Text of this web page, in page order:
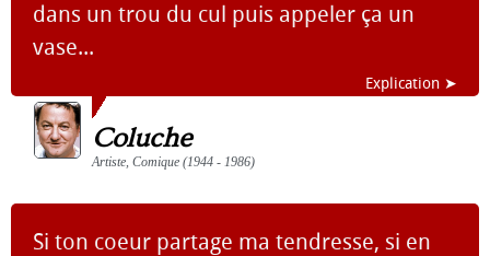
dans un trou du cul puis appeler ça un
vase...
Explication ➤
Coluche
Artiste, Comique (1944 - 1986)
Si ton coeur partage ma tendresse, si en